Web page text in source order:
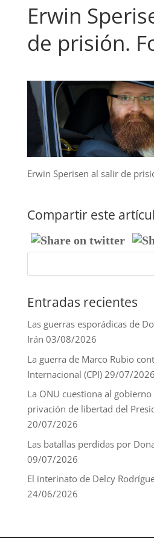
Erwin
de prisión.
Erwin Sperisen al salir de
Compartir este
Entradas recientes
Las guerras esporádicas de
Irán 03/08/2026
La guerra de Marco Rubio
Internacional (CPI) 29/07/2026
La ONU cuestiona al
privación de libertad del
20/07/2026
Las batallas perdidas por
09/07/2026
El interinato de Delcy
24/06/2026